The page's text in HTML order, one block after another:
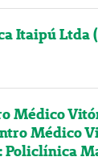
Itaipú Ltda
Médico
Médico
Policlínica